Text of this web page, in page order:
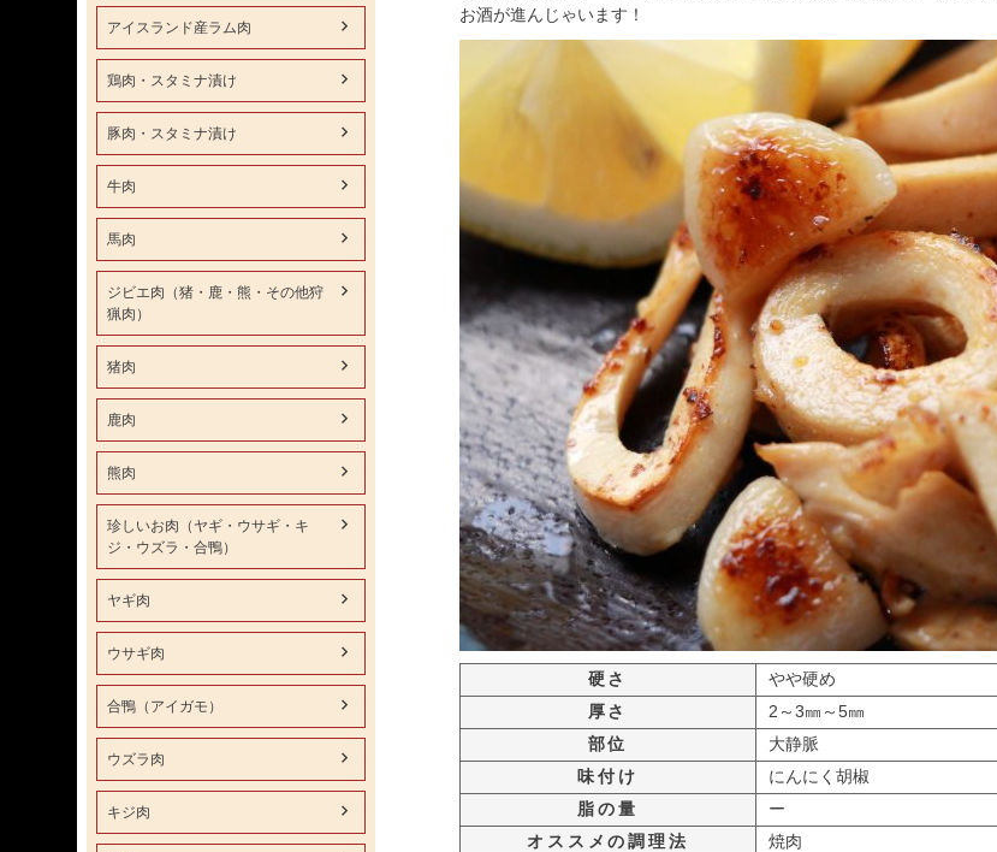
アイスランド産ラム肉
鶏肉・スタミナ漬け
豚肉・スタミナ漬け
牛肉
馬肉
ジビエ肉（猪・鹿・熊・その他狩
猟肉）
猪肉
鹿肉
熊肉
珍しいお肉（ヤギ・ウサギ・キ
ジ・ウズラ・合鴨）
ヤギ肉
ウサギ肉
合鴨（アイガモ）
ウズラ肉
キジ肉
お酒が進んじゃいます！
硬さ
やや硬め
厚さ
2～3㎜～5㎜
部位
大静脈
味付け
にんにく胡椒
脂の量
ー
オススメの調理法
焼肉